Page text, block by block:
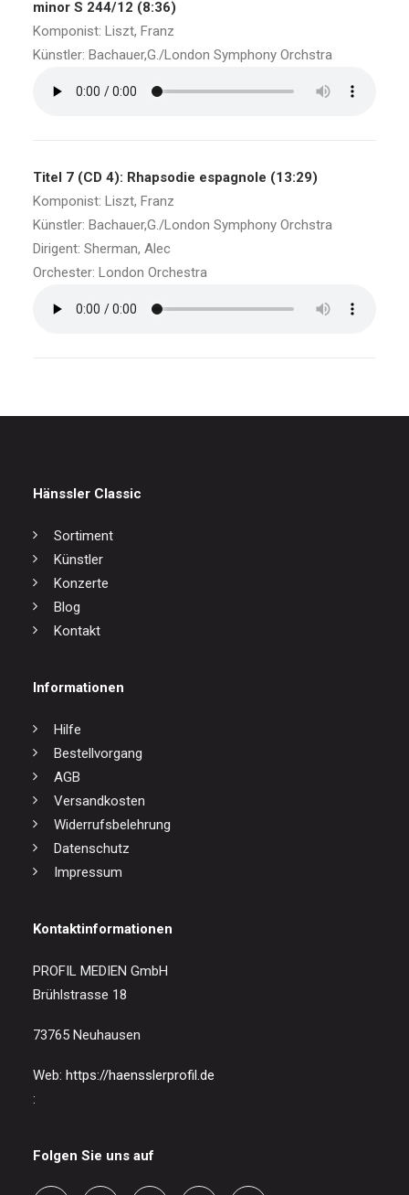
minor S 244/12 (8:36)
Komponist: Liszt, Franz
Künstler: Bachauer,G./London Symphony Orchstra
Titel 7 (CD 4): Rhapsodie espagnole (13:29)
Komponist: Liszt, Franz
Künstler: Bachauer,G./London Symphony Orchstra
Dirigent: Sherman, Alec
Orchester: London Orchestra
Hänssler Classic
Sortiment
Künstler
Konzerte
Blog
Kontakt
Informationen
Hilfe
Bestellvorgang
AGB
Versandkosten
Widerrufsbelehrung
Datenschutz
Impressum
Kontaktinformationen
PROFIL MEDIEN GmbH
Brühlstrasse 18
73765 Neuhausen
Web: https://haensslerprofil.de
:
Folgen Sie uns auf